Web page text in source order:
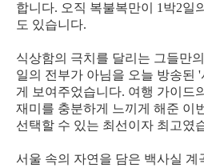
합니다. 오직 복불복만이 1박2일
도 있습니다.
식상함의 극치를 달리는 그들만
일의 전부가 아님을 오늘 방송된
게 보여주었습니다. 여행 가이드
재미를 충분하게 느끼게 해준 이
선택할 수 있는 최선이자 최고였
서울 속의 자연을 담은 백사실 계